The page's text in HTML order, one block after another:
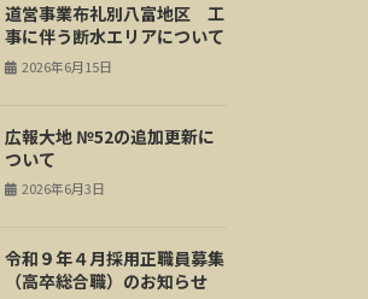
道営事業布礼別八富地区 工
事に伴う断水エリアについて
2026年6月15日
広報大地 №52の追加更新に
ついて
2026年6月3日
令和９年４月採用正職員募集
（高卒総合職）のお知らせ